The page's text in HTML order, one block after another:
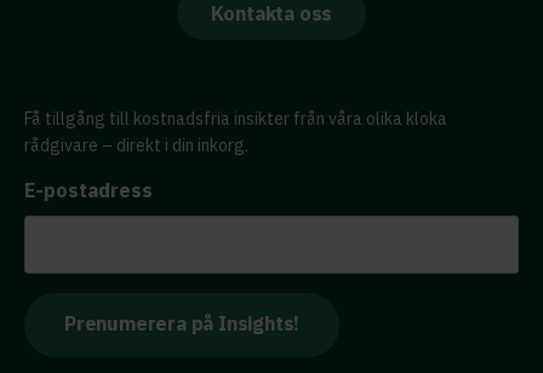
Kontakta oss
Få tillgång till kostnadsfria insikter från våra olika kloka
rådgivare – direkt i din inkorg.
E-postadress